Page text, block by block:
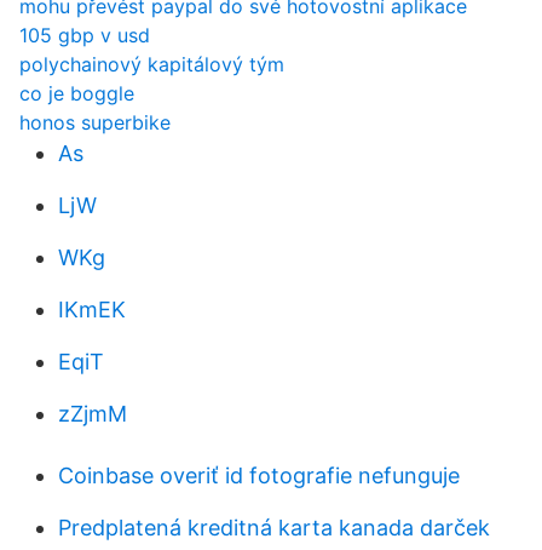
mohu převést paypal do své hotovostní aplikace
105 gbp v usd
polychainový kapitálový tým
co je boggle
honos superbike
As
LjW
WKg
IKmEK
EqiT
zZjmM
Coinbase overiť id fotografie nefunguje
Predplatená kreditná karta kanada darček